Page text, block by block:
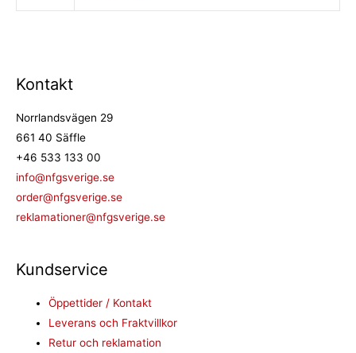
Kontakt
Norrlandsvägen 29
661 40 Säffle
+46 533 133 00
info@nfgsverige.se
order@nfgsverige.se
reklamationer@nfgsverige.se
Kundservice
Öppettider / Kontakt
Leverans och Fraktvillkor
Retur och reklamation